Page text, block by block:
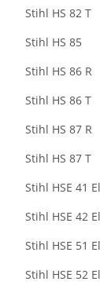
Stihl HS 82 T
Stihl HS 85
Stihl HS 86 R
Stihl HS 86 T
Stihl HS 87 R
Stihl HS 87 T
Stihl HSE 41
Stihl HSE 42
Stihl HSE 51
Stihl HSE 52